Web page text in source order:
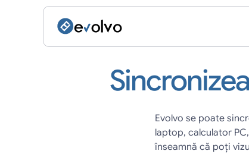
Evolvo se poate
laptop, calculator
înseamnă că poți